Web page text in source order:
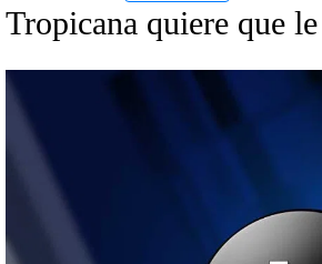
Tropicana quiere que